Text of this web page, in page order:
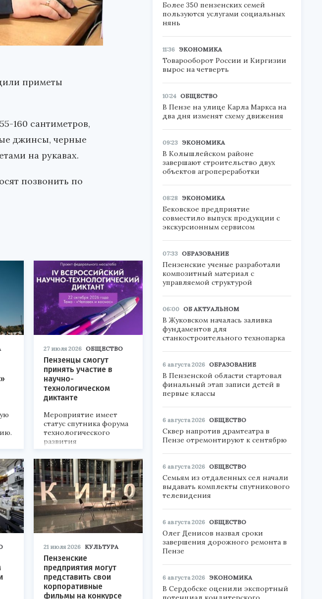
приметы
160 сантиметров,
джинсы, черные
на рукавах.
позвонить по
27 июля 2026 ОБЩЕСТВО
Пензенцы смогут
принять участие в
научно-
технологическом
диктанте
Мероприятие имеет
статус спутника форума
технологического
развития
«Технопром-2026».
21 июля 2026 КУЛЬТУРА
Пензенские
предприятия могут
представить свои
корпоративные
фильмы на конкурсе
Более 350 пензенских семей
пользуются услугами социальных
нянь
11:36 ЭКОНОМИКА
Товарооборот России и Киргизии
вырос на четверть
10:24 ОБЩЕСТВО
В Пензе на улице Карла Маркса на
два дня изменят схему движения
09:23 ЭКОНОМИКА
В Колышлейском районе
завершают строительство двух
объектов агропереработки
08:28 ЭКОНОМИКА
Бековское предприятие
совместило выпуск продукции с
экскурсионным сервисом
07:33 ОБРАЗОВАНИЕ
Пензенские ученые разработали
композитный материал с
управляемой структурой
06:00 ОБ АКТУАЛЬНОМ
В Жуковском началась заливка
фундаментов для
станкостроительного технопарка
6 августа 2026 ОБРАЗОВАНИЕ
В Пензенской области стартовал
финальный этап записи детей в
первые классы
6 августа 2026 ОБЩЕСТВО
Сквер напротив драмтеатра в
Пензе отремонтируют к сентябрю
6 августа 2026 ОБЩЕСТВО
Семьям из отдаленных сел начали
выдавать комплекты спутникового
телевидения
6 августа 2026 ОБЩЕСТВО
Олег Денисов назвал сроки
завершения дорожного ремонта в
Пензе
6 августа 2026 ЭКОНОМИКА
В Сердобске оценили экспортный